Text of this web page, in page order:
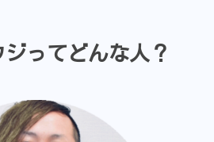
ってどんな人？